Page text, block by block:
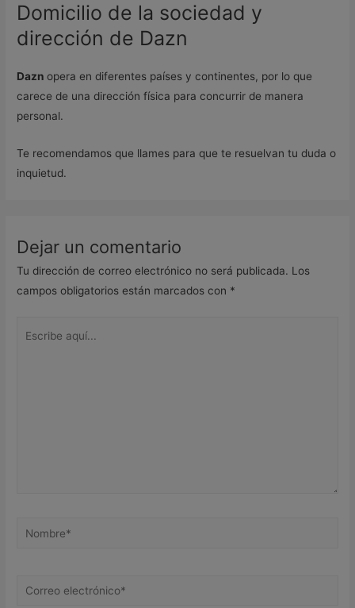
Domicilio de la sociedad y
dirección de Dazn
Daznopera en diferentes países y continentes, por lo que
carece de una dirección física para concurrir de manera
personal.
Te recomendamos que llames para que te resuelvan tu duda o
inquietud.
Dejar un comentario
Tu dirección de correo electrónico no será publicada. Los
campos obligatorios están marcados con *
Nombre*
Correo